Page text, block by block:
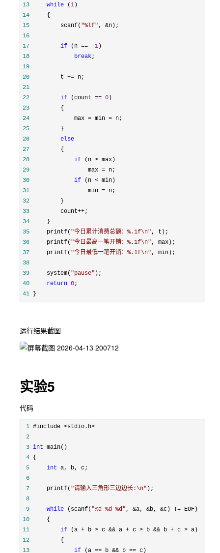
13
while (1
14
15
         scanf(
"%lf", &
16
17
if (n == -1
18
break
19
20
         t +=
21
22
if (count == 0
23
24
             max = min =
25
26
else
27
28
if (n >
29
                 max =
30
if (n <
31
                 min =
32
33
         count++
34
35
     printf(
"今日累计消费总额：%.1f\n"
36
     printf(
"今日最高一笔开销：%.1f\n"
37
     printf(
"今日最低一笔开销：%.1f\n"
38
39
     system(
"pause"
40
return 0
41 }
运行结果截图
实验5
代码
1
2
3 int
4
5
int
6
7
     printf(
"请输入三角形三边边长:\n"
8
9
while (scanf( "%d %d %d", &a, &b, &c) !=
10
11
if (a + b > c && a + c > b && b + c >
12
13
if (a == b && b ==